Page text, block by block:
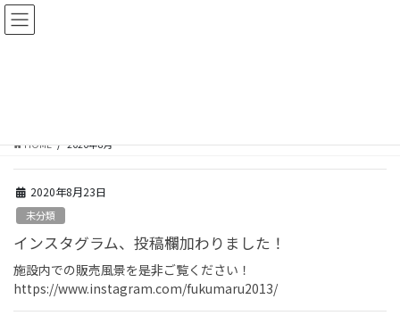
コ
ン
ナ
ビ
HOME 2020年8月
2020年8月23日
未分類
インスタグラム、投稿欄加わりました！
施設内での販売風景を是非ご覧ください！
https://www.instagram.com/fukumaru2013/